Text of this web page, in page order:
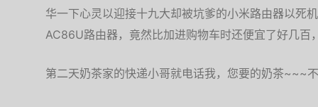
华一下心灵以迎接十九大却被坑爹的小米路由器以死
AC86U路由器，竟然比加进购物车时还便宜了好几
第二天奶茶家的快递小哥就电话我，您要的奶茶~~~